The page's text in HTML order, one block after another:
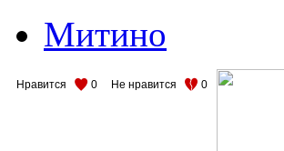
Митино
Нравится 0 Не нравится 0